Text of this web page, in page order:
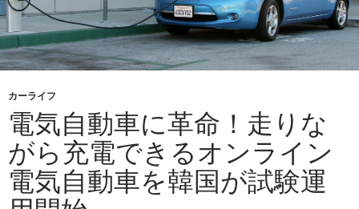
カーライフ
電気自動車に革命！走りな
がら充電できるオンライン
電気自動車を韓国が試験運